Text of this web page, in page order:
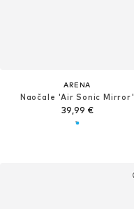
ARENA
Naočale 'Air Sonic Mirror'
39,99 €